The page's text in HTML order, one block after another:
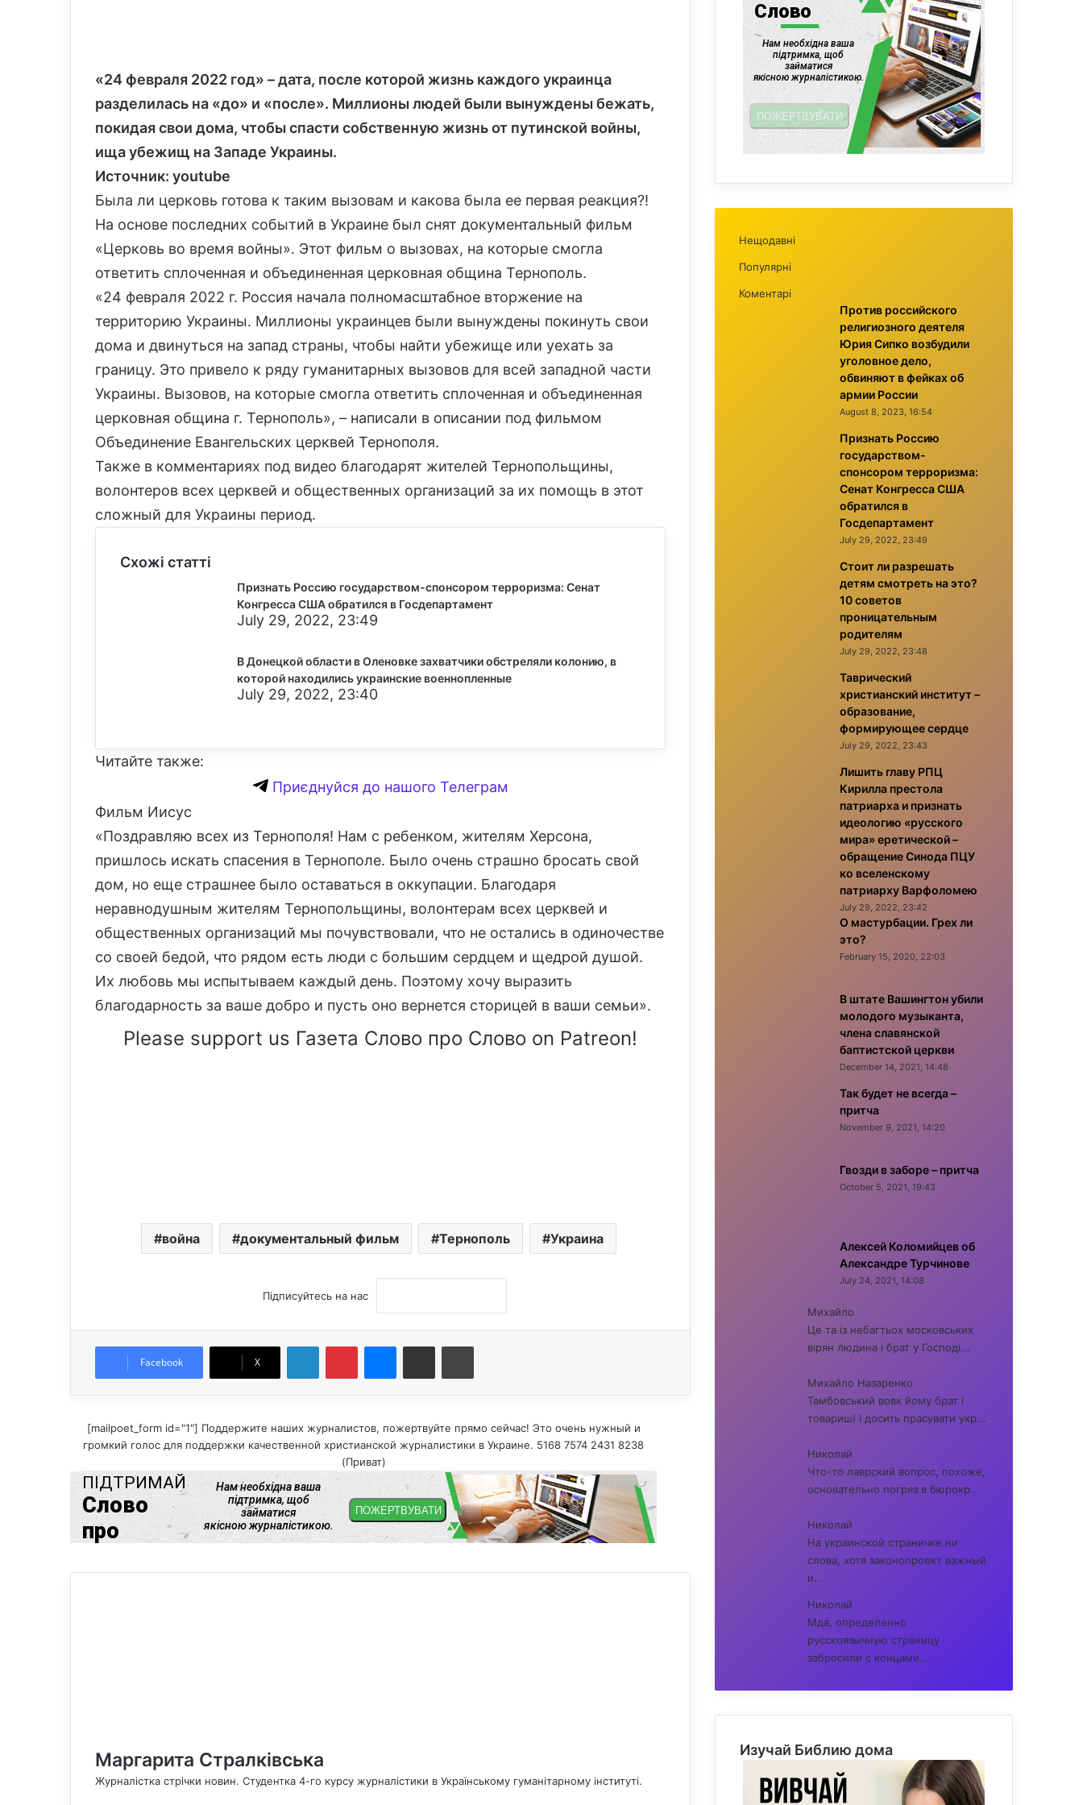
«24 февраля 2022 год» – дата, после которой жизнь каждого украинца
разделилась на «до» и «после». Миллионы людей были вынуждены бежать,
покидая свои дома, чтобы спасти собственную жизнь от путинской войны,
ища убежищ на Западе Украины.
Источник: youtube
Была ли церковь готова к таким вызовам и какова была ее первая реакция?!
На основе последних событий в Украине был снят документальный фильм
«Церковь во время войны». Этот фильм о вызовах, на которые смогла
ответить сплоченная и объединенная церковная община Тернополь.
«24 февраля 2022 г. Россия начала полномасштабное вторжение на
территорию Украины. Миллионы украинцев были вынуждены покинуть свои
дома и двинуться на запад страны, чтобы найти убежище или уехать за
границу. Это привело к ряду гуманитарных вызовов для всей западной части
Украины. Вызовов, на которые смогла ответить сплоченная и объединенная
церковная община г. Тернополь», – написали в описании под фильмом
Объединение Евангельских церквей Тернополя.
Также в комментариях под видео благодарят жителей Тернопольщины,
волонтеров всех церквей и общественных организаций за их помощь в этот
сложный для Украины период.
Схожі статті
Признать Россию государством-спонсором терроризма: Сенат
Конгресса США обратился в Госдепартамент
July 29, 2022, 23:49
В Донецкой области в Оленовке захватчики обстреляли колонию, в
которой находились украинские военнопленные
July 29, 2022, 23:40
Читайте также:
Приєднуйся до нашого Телеграм
Фильм Иисус
«Поздравляю всех из Тернополя! Нам с ребенком, жителям Херсона,
пришлось искать спасения в Тернополе. Было очень страшно бросать свой
дом, но еще страшнее было оставаться в оккупации. Благодаря
неравнодушным жителям Тернопольщины, волонтерам всех церквей и
общественных организаций мы почувствовали, что не остались в одиночестве
со своей бедой, что рядом есть люди с большим сердцем и щедрой душой.
Их любовь мы испытываем каждый день. Поэтому хочу выразить
благодарность за ваше добро и пусть оно вернется сторицей в ваши семьи».
Please support us Газета Слово про Слово on Patreon!
война документальный фильм Тернополь Украина
Підписуйтесь на нас
Facebook X
Поділитися електронною поштою
[mailpoet_form id="1"] Поддержите наших журналистов, пожертвуйте прямо сейчас! Это очень нужный и
громкий голос для поддержки качественной христианской журналистики в Украине. 5168 7574 2431 8238
(Приват)
Маргарита Стралківська
Журналістка стрічки новин. Студентка 4-го курсу журналістики в Українському гуманітарному інституті.
Нещодавні
Популярні
Коментарі
Против российского
религиозного деятеля
Юрия Сипко возбудили
уголовное дело,
обвиняют в фейках об
армии России
August 8, 2023, 16:54
Признать Россию
государством-
спонсором терроризма:
Сенат Конгресса США
обратился в
Госдепартамент
July 29, 2022, 23:49
Стоит ли разрешать
детям смотреть на это?
10 советов
проницательным
родителям
July 29, 2022, 23:48
Таврический
христианский институт –
образование,
формирующее сердце
July 29, 2022, 23:43
Лишить главу РПЦ
Кирилла престола
патриарха и признать
идеологию «русского
мира» еретической –
обращение Синода ПЦУ
ко вселенскому
патриарху Варфоломею
July 29, 2022, 23:42
О мастурбации. Грех ли
это?
February 15, 2020, 22:03
В штате Вашингтон убили
молодого музыканта,
члена славянской
баптистской церкви
December 14, 2021, 14:48
Так будет не всегда –
притча
November 9, 2021, 14:20
Гвозди в заборе – притча
October 5, 2021, 19:43
Алексей Коломийцев об
Александре Турчинове
July 24, 2021, 14:08
Михайло
Це та із небагтьох московських
вірян людина і брат у Господі...
Михайло Назаренко
Тамбовський вовк йому брат і
товариш! І досить прасувати укр...
Николай
Что-то лаврский вопрос, похоже,
основательно погряз в бюрокр...
Николай
На украинской страничке ни
слова, хотя законопроект важный
и...
Николай
Мда, определенно
русскоязычную страницу
забросили с концами....
Изучай Библию дома